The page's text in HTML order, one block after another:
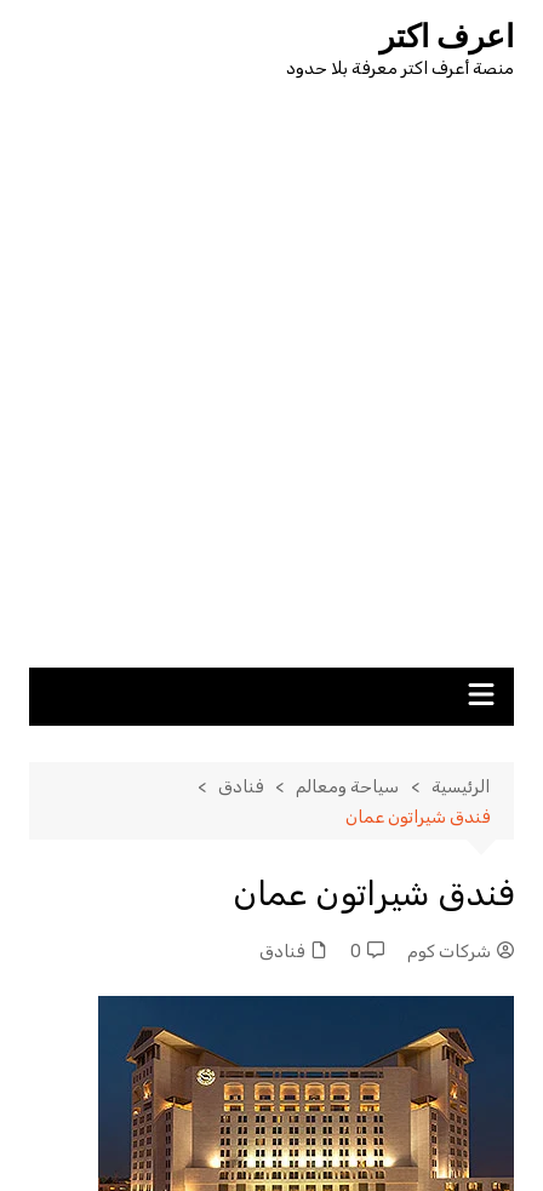
المحتوى
اعرف اكتر
منصة أعرف اكتر معرفة بلا حدود
الرئيسية سياحة ومعالم
فنادق
فندق شيراتون عمان
فندق شيراتون عمان
شركات كوم 0 فنادق